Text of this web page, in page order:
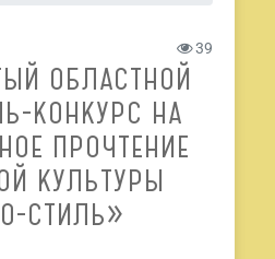
39
ОБЛАСТНОЙ
КОНКУРС НА
ПРОЧТЕНИЕ
КУЛЬТУРЫ
СТИЛЬ»